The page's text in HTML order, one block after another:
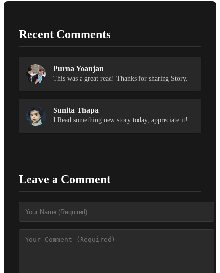
Recent Comments
Purna Yoanjan
This was a great read! Thanks for sharing Story.
Sunita Thapa
I Read something new story today, appreciate it!
Leave a Comment